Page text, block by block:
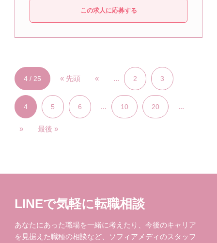
この求人に応募する
4 / 25 « 先頭 « ... 2 3
4 5 6 ... 10 20 ...
» 最後 »
LINEで気軽に転職相談
あなたにあった職場を一緒に考えたり、今後のキャリア
を見据えた職種の相談など、ソフィアメディのスタッフ